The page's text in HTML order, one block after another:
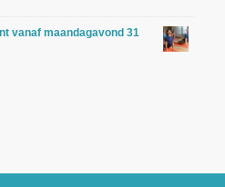
vanaf maandagavond 31